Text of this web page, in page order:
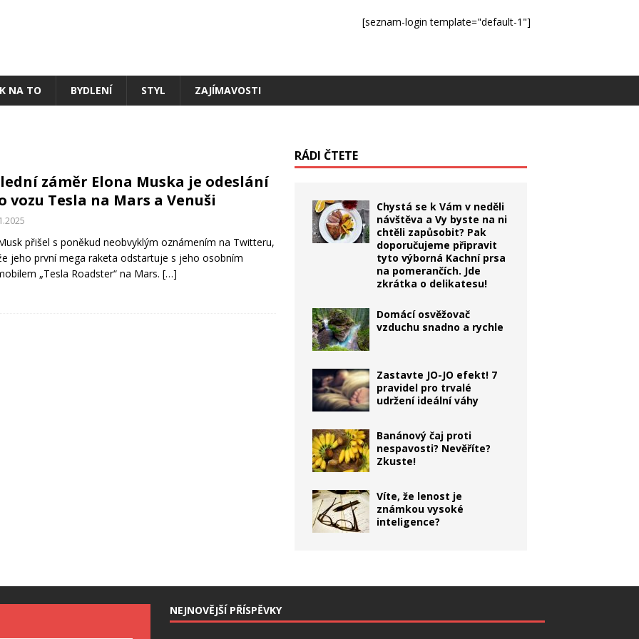
[seznam-login template="default-1"]
NA TO BYDLENÍ STYL ZAJÍMAVOSTI
záměr Elona Muska je odeslání
vozu Tesla na Mars a Venuši
přišel s poněkud neobvyklým oznámením na Twitteru,
jeho první mega raketa odstartuje s jeho osobním
„Tesla Roadster“ na Mars. […]
RÁDI ČTETE
Chystá se k Vám v neděli
návštěva a Vy byste na ni
chtěli zapůsobit? Pak
doporučujeme připravit
tyto výborná Kachní prsa
na pomerančích. Jde
zkrátka o delikatesu!
Domácí osvěžovač
vzduchu snadno a rychle
Zastavte JO-JO efekt! 7
pravidel pro trvalé
udržení ideální váhy
Banánový čaj proti
nespavosti? Nevěříte?
Zkuste!
Víte, že lenost je
známkou vysoké
inteligence?
NEJNOVĚJŠÍ PŘÍSPĚVKY